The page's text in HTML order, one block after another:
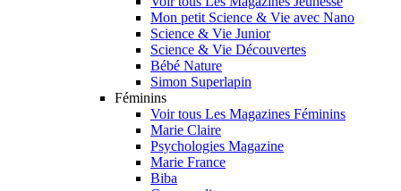
Mon petit Science & Vie avec Nano
Science & Vie Junior
Science & Vie Découvertes
Bébé Nature
Simon Superlapin
Féminins
Voir tous Les Magazines Féminins
Marie Claire
Psychologies Magazine
Marie France
Biba